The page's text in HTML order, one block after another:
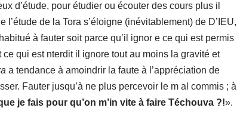
d’étude, pour étudier ou écouter des cours plus il
l’étude de la Tora s’éloigne (inévitablement) de D’IEU,
à fauter soit parce qu’il ignor e ce qui est permis
qui est nterdit il ignore tout au moins la gravité et
a tendance à amoindrir la faute à l’appréciation de
Fauter jusqu’à ne plus percevoir le m al commis ; à
je fais pour qu’on m’in vite à faire Téchouva ?!».